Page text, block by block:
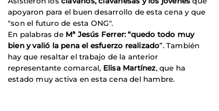
apoyaron para el buen desarrollo de esta cena y que
"son el futuro de esta ONG".
En palabras de Mª Jesús Ferrer: “quedo todo muy
bien y valió la pena el esfuerzo realizado”. También
hay que resaltar el trabajo de la anterior
representante comarcal, Elisa Martínez, que ha
estado muy activa en esta cena del hambre.